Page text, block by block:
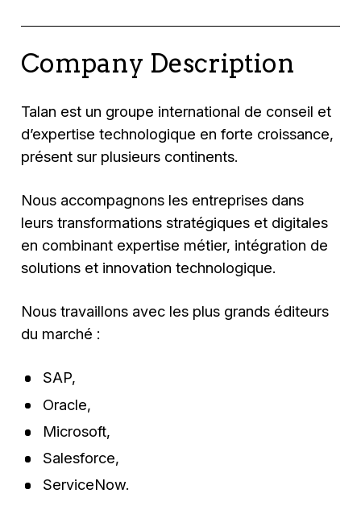
Company Description
Talan est un groupe international de conseil et
d’expertise technologique en forte croissance,
présent sur plusieurs continents.
Nous accompagnons les entreprises dans
leurs transformations stratégiques et digitales
en combinant expertise métier, intégration de
solutions et innovation technologique.
Nous travaillons avec les plus grands éditeurs
du marché :
SAP,
Oracle,
Microsoft,
Salesforce,
ServiceNow.